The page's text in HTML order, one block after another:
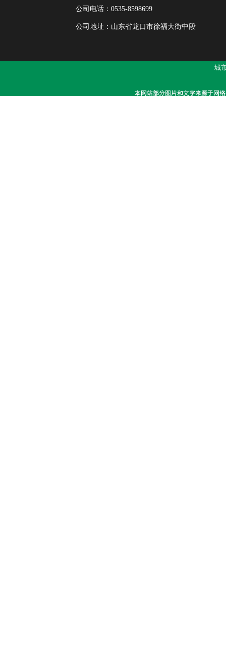
公司电话：0535-8598699
公司地址：山东省龙口市徐福大街中段
城